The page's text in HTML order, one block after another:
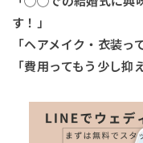
す！」
「ヘアメイク・衣装っ
「費用ってもう少し抑